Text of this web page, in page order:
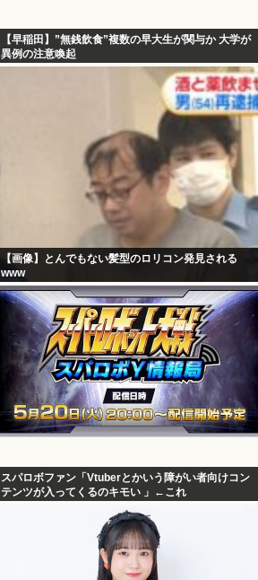
【早稲田】”無銭飲食”複数の早大生が関与か 大学が
異例の注意喚起
【画像】とんでもない髪型のロリコン発見される
www
スパロボファン「Vtuberとかいう障がい者向けコン
テンツが入ってくるのキモい 」←これ